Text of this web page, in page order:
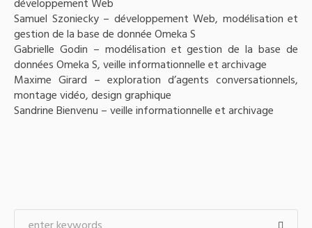
développement Web
Samuel Szoniecky – développement Web, modélisation et
gestion de la base de donnée Omeka S
Gabrielle Godin – modélisation et gestion de la base de
données Omeka S, veille informationnelle et archivage
Maxime Girard – exploration d’agents conversationnels,
montage vidéo, design graphique
Sandrine Bienvenu – veille informationnelle et archivage